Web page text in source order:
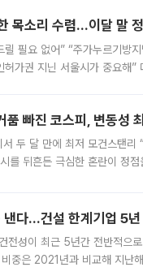
목소리 수렴…이달 말
필요 없어” “주가누르기방
허가권 지닌 서울시가 중요해
품 빠진 코스피, 변동성
두 달 만에 최저 모건스탠리
시를 뒤흔든 극심한 혼란이 정
낸다…건설 한계기업 5
전성이 최근 5년간 전반적으
중은 2021년과 비교해 지난